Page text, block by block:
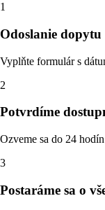
1
Odoslanie dopytu
Vyplňte formulár s
2
Potvrdíme
Ozveme sa do 24
3
Postaráme sa o